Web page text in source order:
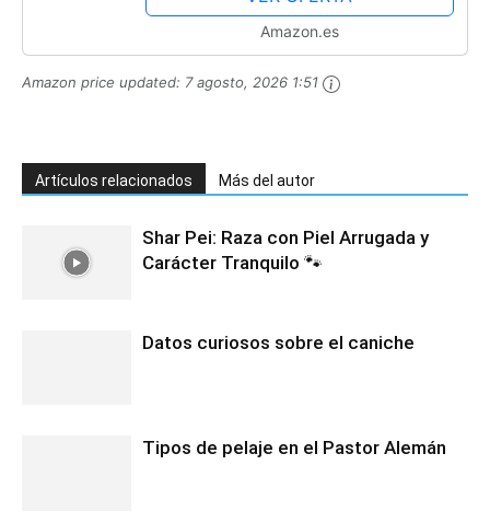
Amazon.es
Amazon price updated: 7 agosto, 2026 1:51
Artículos relacionados Más del autor
Shar Pei: Raza con Piel Arrugada y
Carácter Tranquilo 🐾
Datos curiosos sobre el caniche
Tipos de pelaje en el Pastor Alemán